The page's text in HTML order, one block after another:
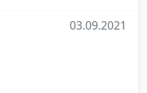
03.09.2021